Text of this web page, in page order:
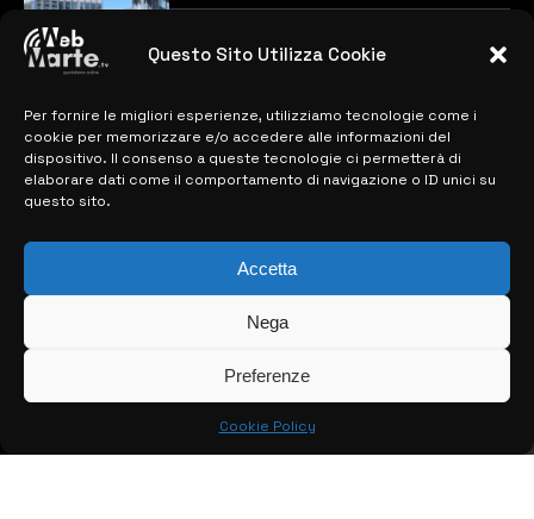
Questo Sito Utilizza Cookie
Per fornire le migliori esperienze, utilizziamo tecnologie come i
cookie per memorizzare e/o accedere alle informazioni del
dispositivo. Il consenso a queste tecnologie ci permetterà di
elaborare dati come il comportamento di navigazione o ID unici su
questo sito.
Accetta
Nega
Preferenze
Cookie Policy
previste
MAPPA DEL SITO
> NOTIZIE